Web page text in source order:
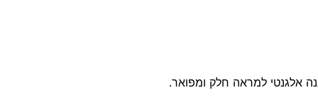
אלגנטי למראה חלק ומפואר.